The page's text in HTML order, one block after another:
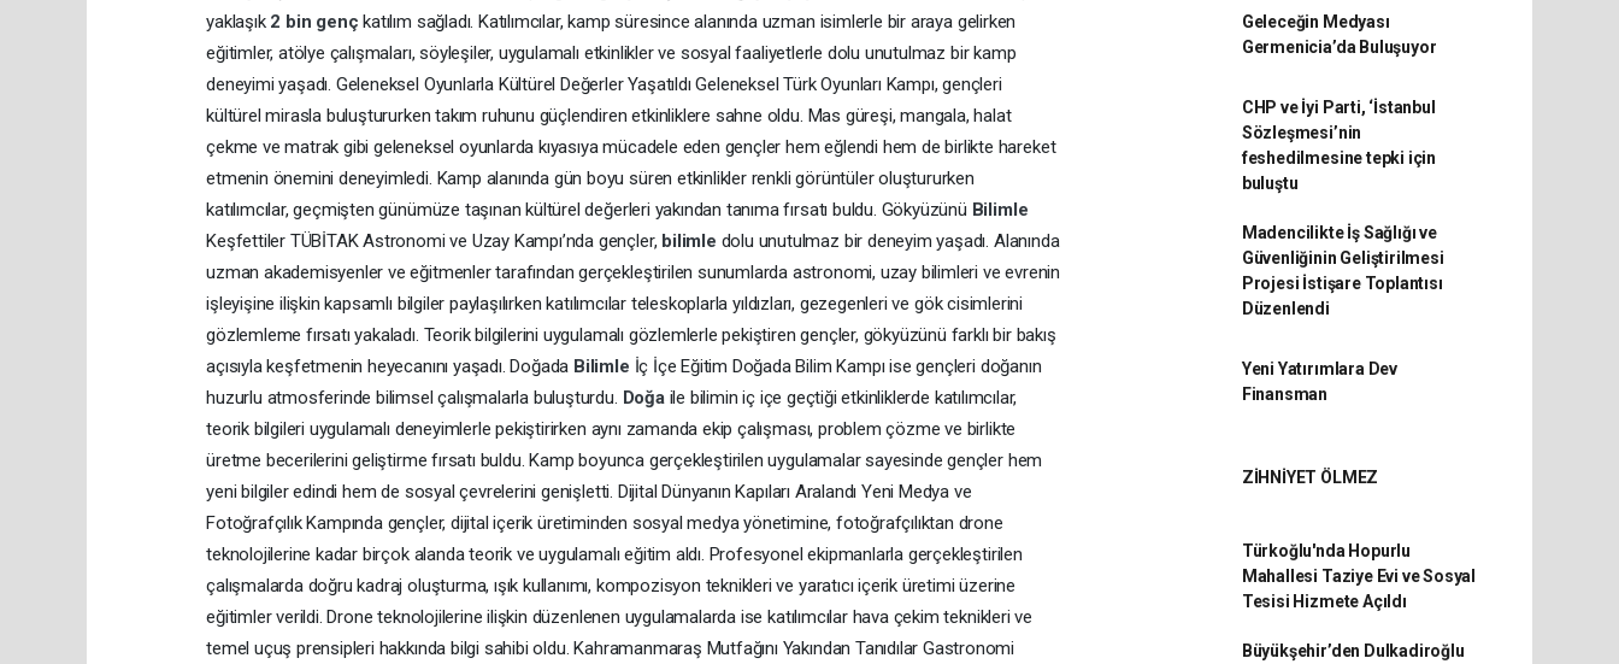
yaklaşık 2 bin gençkatılım sağladı. Katılımcılar, kamp süresince alanında uzman isimlerle bir araya gelirken
eğitimler, atölye çalışmaları, söyleşiler, uygulamalı etkinlikler ve sosyal faaliyetlerle dolu unutulmaz bir kamp
deneyimi yaşadı. Geleneksel Oyunlarla Kültürel Değerler Yaşatıldı Geleneksel Türk Oyunları Kampı, gençleri
kültürel mirasla buluştururken takım ruhunu güçlendiren etkinliklere sahne oldu. Mas güreşi, mangala, halat
çekme ve matrak gibi geleneksel oyunlarda kıyasıya mücadele eden gençler hem eğlendi hem de birlikte hareket
etmenin önemini deneyimledi. Kamp alanında gün boyu süren etkinlikler renkli görüntüler oluştururken
katılımcılar, geçmişten günümüze taşınan kültürel değerleri yakından tanıma fırsatı buldu. Gökyüzünü Bilimle
Keşfettiler TÜBİTAK Astronomi ve Uzay Kampı’nda gençler, bilimle dolu unutulmaz bir deneyim yaşadı. Alanında
uzman akademisyenler ve eğitmenler tarafından gerçekleştirilen sunumlarda astronomi, uzay bilimleri ve evrenin
işleyişine ilişkin kapsamlı bilgiler paylaşılırken katılımcılar teleskoplarla yıldızları, gezegenleri ve gök cisimlerini
gözlemleme fırsatı yakaladı. Teorik bilgilerini uygulamalı gözlemlerle pekiştiren gençler, gökyüzünü farklı bir bakış
açısıyla keşfetmenin heyecanını yaşadı. Doğada Bilimle İç İçe Eğitim Doğada Bilim Kampı ise gençleri doğanın
huzurlu atmosferinde bilimsel çalışmalarla buluşturdu. Doğa ile bilimin iç içe geçtiği etkinliklerde katılımcılar,
teorik bilgileri uygulamalı deneyimlerle pekiştirirken aynı zamanda ekip çalışması, problem çözme ve birlikte
üretme becerilerini geliştirme fırsatı buldu. Kamp boyunca gerçekleştirilen uygulamalar sayesinde gençler hem
yeni bilgiler edindi hem de sosyal çevrelerini genişletti. Dijital Dünyanın Kapıları Aralandı Yeni Medya ve
Fotoğrafçılık Kampında gençler, dijital içerik üretiminden sosyal medya yönetimine, fotoğrafçılıktan drone
teknolojilerine kadar birçok alanda teorik ve uygulamalı eğitim aldı. Profesyonel ekipmanlarla gerçekleştirilen
çalışmalarda doğru kadraj oluşturma, ışık kullanımı, kompozisyon teknikleri ve yaratıcı içerik üretimi üzerine
eğitimler verildi. Drone teknolojilerine ilişkin düzenlenen uygulamalarda ise katılımcılar hava çekim teknikleri ve
temel uçuş prensipleri hakkında bilgi sahibi oldu. Kahramanmaraş Mutfağını Yakından Tanıdılar Gastronomi
Geleceğin Medyası
Germenicia’da Buluşuyor
CHP ve İyi Parti, ‘İstanbul
Sözleşmesi’nin
feshedilmesine tepki için
buluştu
Madencilikte İş Sağlığı ve
Güvenliğinin Geliştirilmesi
Projesi İstişare Toplantısı
Düzenlendi
Yeni Yatırımlara Dev
Finansman
ZİHNİYET ÖLMEZ
Türkoğlu'nda Hopurlu
Mahallesi Taziye Evi ve Sosyal
Tesisi Hizmete Açıldı
Büyükşehir’den Dulkadiroğlu